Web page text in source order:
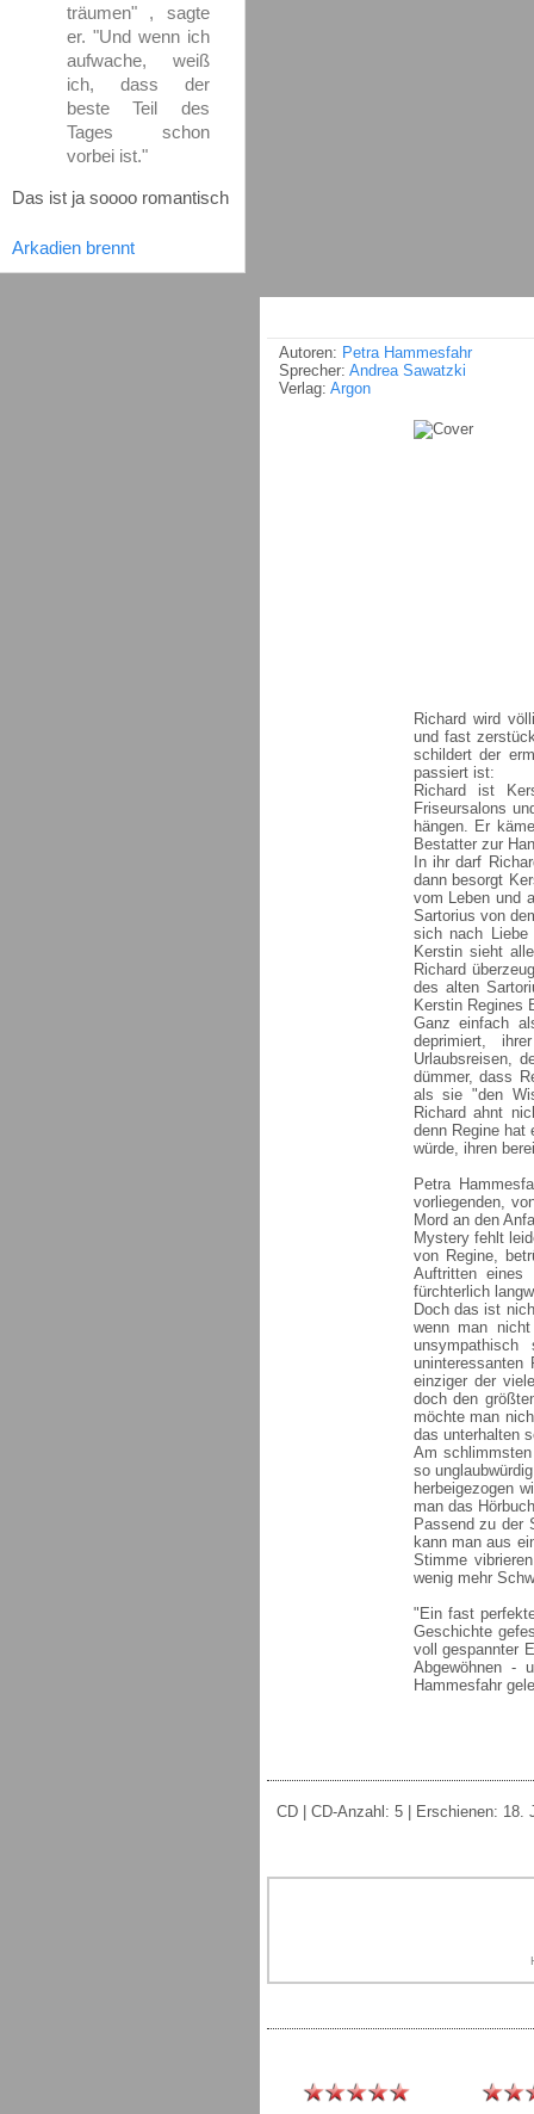
träumen" , sagte
er. "Und wenn ich
aufwache, weiß
ich, dass der
beste Teil des
Tages schon
vorbei ist."
Das ist ja soooo romantisch
Arkadien brennt
Autoren: Petra Hammesfahr
Sprecher: Andrea Sawatzki
Verlag: Argon
Richard wird
und fast
schildert der
passiert ist:
Richard ist
Friseursalons
hängen. Er
Bestatter zur
In ihr darf
dann besorgt
vom Leben und
Sartorius von
sich nach
Kerstin sieht
Richard
des alten
Kerstin Regines
Ganz einfach
deprimiert,
Urlaubsreisen,
dümmer, dass
als sie "den
Richard ahnt
denn Regine hat
würde, ihren
Petra
vorliegenden,
Mord an den
Mystery fehlt
von Regine,
Auftritten
fürchterlich
Doch das ist
wenn man
einziger der
doch den
möchte man
das unterhalten
Am
so
herbeigezogen
man das
Passend zu der
kann man aus
Stimme
wenig mehr
"Ein fast
Geschichte
voll gespannter
Abgewöhnen -
Hammesfahr
CD | CD-Anzahl: 5 | Erschienen: 18.